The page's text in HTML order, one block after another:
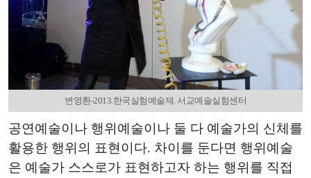
변영환-2013.한국실험예술제. 서교예술실험센터
공연예술이나 행위예술이나 둘 다 예술가의 신체를
활용한 행위의 표현이다. 차이를 둔다면 행위예술
은 예술가 스스로가 표현하고자 하는 행위를 직접